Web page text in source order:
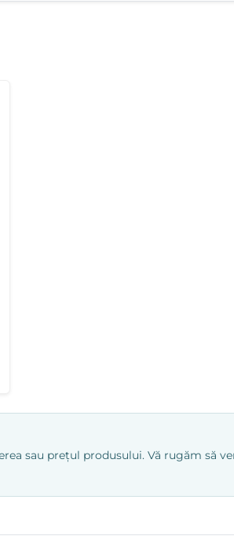
sau prețul produsului. Vă rugăm să